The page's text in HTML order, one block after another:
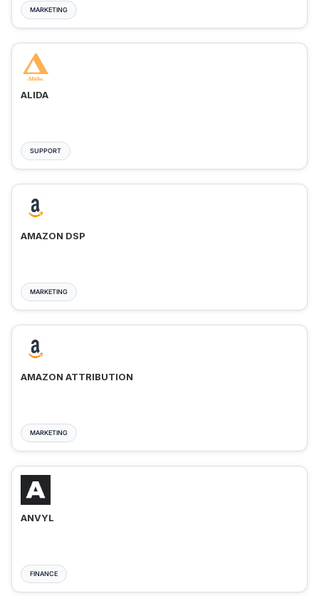
MARKETING
ALIDA
SUPPORT
AMAZON DSP
MARKETING
AMAZON ATTRIBUTION
MARKETING
ANVYL
FINANCE